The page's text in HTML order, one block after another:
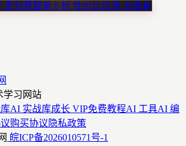
更划算整单 8 折 性价比拉满 去看看
学习网站
AI 实战库成长 VIP免费教程AI 工具AI 编
购买协议 隐私政策
皖ICP备2026010571号-1